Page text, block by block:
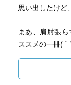
思い出したけど
まあ、肩肘張
ススメの一冊( ´
「舅姑」（きゅ